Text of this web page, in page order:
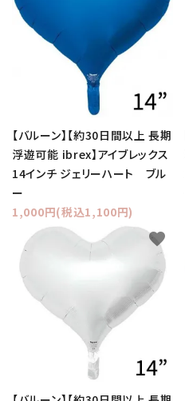
【バルーン】【約30日間以上 長期
浮遊可能 ibrex】アイブレックス
14インチ ジェリーハート ブル
ー
1,000円(税込1,100円)
favorite